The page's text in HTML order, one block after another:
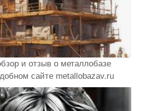
и отзыв о металлобазе
сайте metallobazav.ru